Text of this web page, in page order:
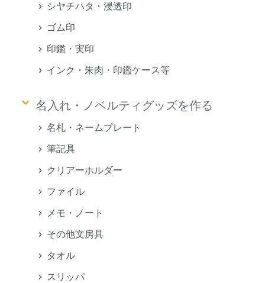
シヤチハタ・浸透印
ゴム印
印鑑・実印
インク・朱肉・印鑑ケース等
keyboard_arrow_down 名入れ・ノベルティグッズを作る
名札・ネームプレート
筆記具
クリアーホルダー
ファイル
メモ・ノート
その他文房具
タオル
スリッパ